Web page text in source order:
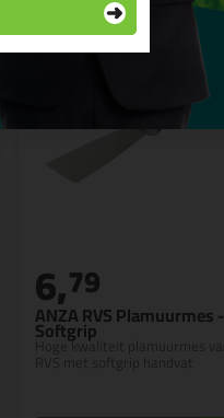
ANZA RVS Plamuurmes -
Softgrip
Hoge kwaliteit plamuurmes van
6,79